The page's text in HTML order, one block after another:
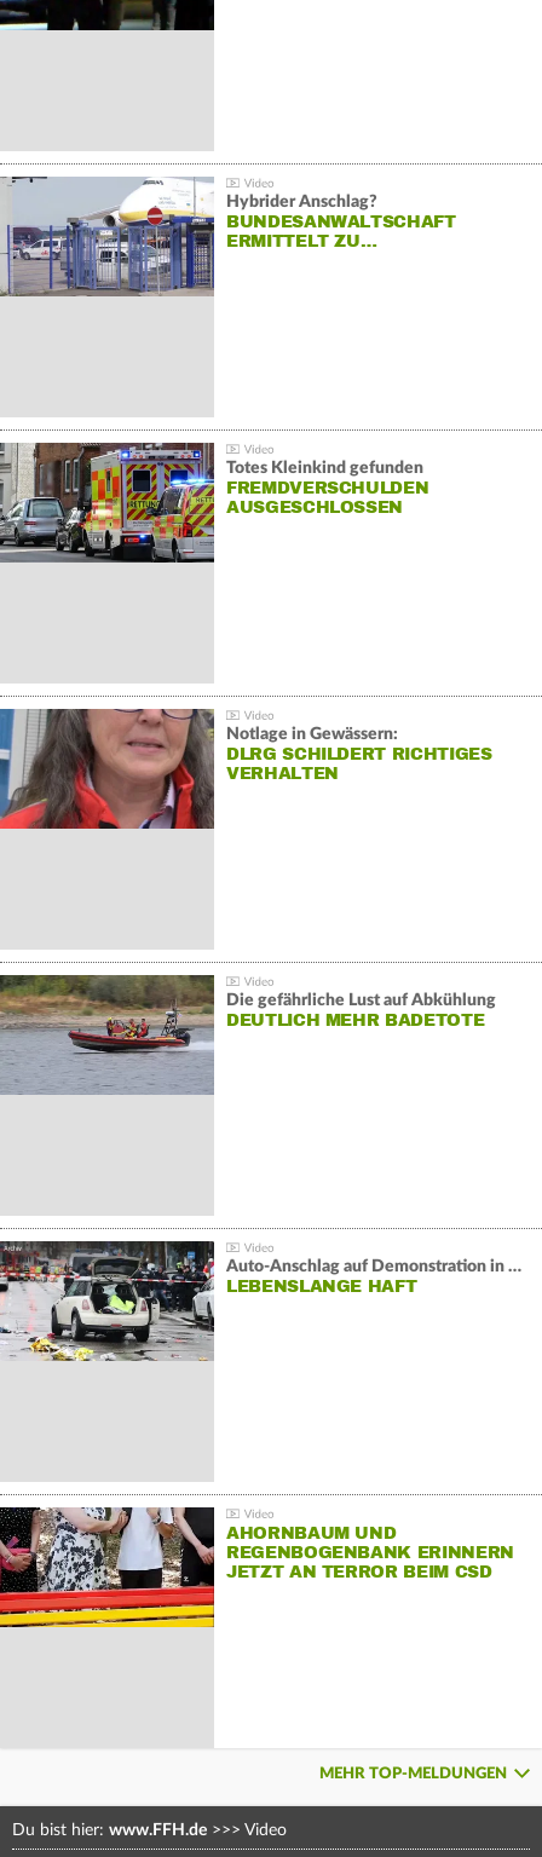
Hybrider Anschlag?
BUNDESANWALTSCHAFT
ERMITTELT ZU…
Totes Kleinkind gefunden
FREMDVERSCHULDEN
AUSGESCHLOSSEN
Notlage in Gewässern:
DLRG SCHILDERT RICHTIGES
VERHALTEN
Die gefährliche Lust auf Abkühlung
DEUTLICH MEHR BADETOTE
Auto-Anschlag auf Demonstration in München:
LEBENSLANGE HAFT
AHORNBAUM UND
REGENBOGENBANK ERINNERN
JETZT AN TERROR BEIM CSD
MEHR TOP-MELDUNGEN
Du bist hier: www.FFH.de >>> Video